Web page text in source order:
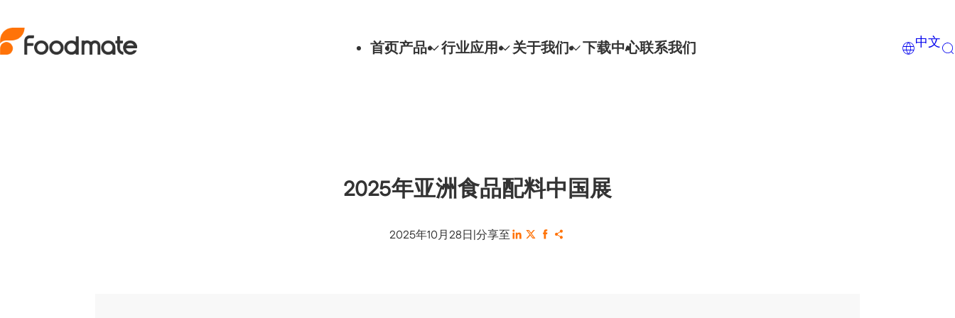
首页产品 行业应用 关于我们 下载中心联系我们 中文
2025年亚洲食品配料中国展
2025年10月28日|分享至